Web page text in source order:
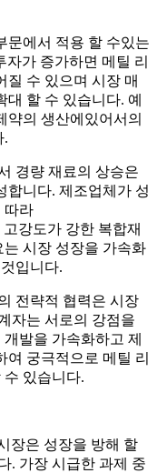
문에서 적용 할 수있는
가 증가하면 메틸 리
질 수 있으며 시장 매
할 수 있습니다. 예
약의 생산에있어서의
.
경량 재료의 상승은
합니다. 제조업체가 성
따라
고강도가 강한 복합재
시장 성장을 가속화
입니다.
전략적 협력은 시장
자는 서로의 강점을
발을 가속화하고 제
궁극적으로 메틸 리
있습니다.
장은 성장을 방해 할
. 가장 시급한 과제 중